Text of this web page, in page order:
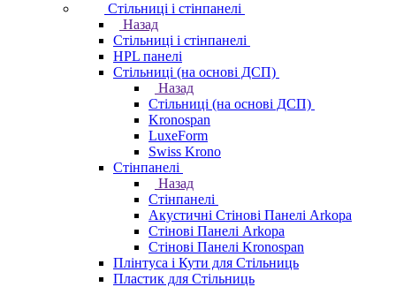
Стільниці і стінпанелі
Назад
Стільниці і стінпанелі
HPL панелі
Стільниці (на основі ДСП)
Назад
Стільниці (на основі ДСП)
Kronospan
LuxeForm
Swiss Krono
Стінпанелі
Назад
Стінпанелі
Акустичні Стінові Панелі Аrkopa
Стінові Панелі Arkopa
Стінові Панелі Kronospan
Плінтуса і Кути для Стільниць
Пластик для Стільниць